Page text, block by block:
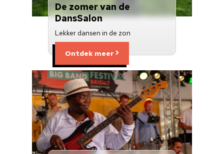
De zomer van de
DansSalon
Lekker dansen in de zon
Ontdek meer